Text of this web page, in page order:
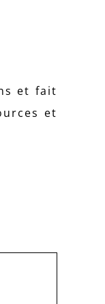
et fait
et